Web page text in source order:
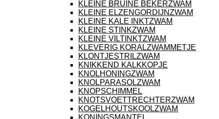
KLEINE BRUINE BEKERZWAM
KLEINE ELZENGORDIJNZWAM
KLEINE KALE INKTZWAM
KLEINE STINKZWAM
KLEINE VILTINKTZWAM
KLEVERIG KORALZWAMMETJE
KLONTJESTRILZWAM
KNIKKEND KALKKOPJE
KNOLHONINGZWAM
KNOLPARASOLZWAM
KNOPSCHIMMEL
KNOTSVOETTRECHTERZWAM
KOGELHOUTSKOOLZWAM
KONINGSMANTEL